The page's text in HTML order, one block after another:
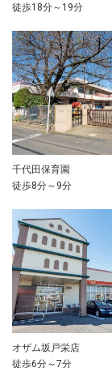
徒歩18分～19分
千代田保育園
徒歩8分～9分
オザム坂戸栄店
徒歩6分～7分